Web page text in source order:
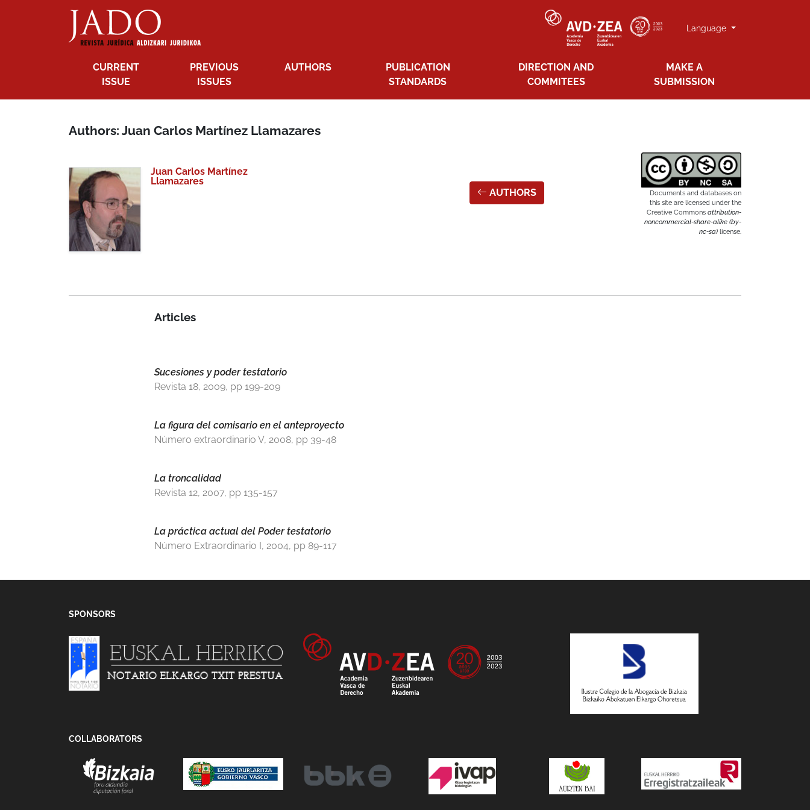
Language
CURRENT
ISSUE
PREVIOUS
ISSUES
AUTHORS
PUBLICATION
STANDARDS
DIRECTION AND
COMMITEES
MAKE A
SUBMISSION
Authors: Juan Carlos Martínez Llamazares
Juan Carlos Martínez
Llamazares
AUTHORS
Documents and databases on
this site are licensed under the
Creative Commons attribution-
noncommercial-share-alike (by-
nc-sa) license.
Articles
Sucesiones y poder testatorio
Revista 18, 2009, pp 199-209
La figura del comisario en el anteproyecto
Número extraordinario V, 2008, pp 39-48
La troncalidad
Revista 12, 2007, pp 135-157
La práctica actual del Poder testatorio
Número Extraordinario I, 2004, pp 89-117
SPONSORS
COLLABORATORS